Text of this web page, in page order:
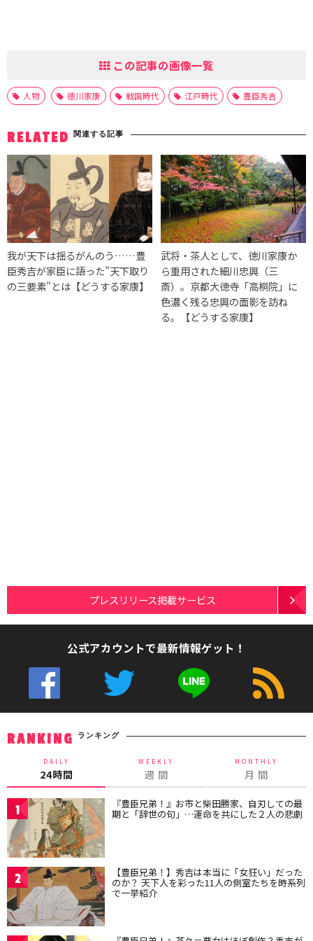
この記事の画像一覧
人物 徳川家康 戦国時代 江戸時代 豊臣秀吉
RELATED 関連する記事
我が天下は揺るがんのう……豊
臣秀吉が家臣に語った”天下取り
の三要素”とは【どうする家康】
武将・茶人として、徳川家康か
ら重用された細川忠興（三
斎）。京都大徳寺「高桐院」に
色濃く残る忠興の面影を訪ね
る。【どうする家康】
プレスリリース掲載サービス
公式アカウントで最新情報ゲット！
RANKING ランキング
DAILY
24時間
WEEKLY
週 間
MONTHLY
月 間
1 『豊臣兄弟！』お市と柴田勝家、自刃しての最
期と「辞世の句」…運命を共にした２人の悲劇
2 【豊臣兄弟！】秀吉は本当に「女狂い」だった
のか？ 天下人を彩った11人の側室たちを時系列
で一挙紹介